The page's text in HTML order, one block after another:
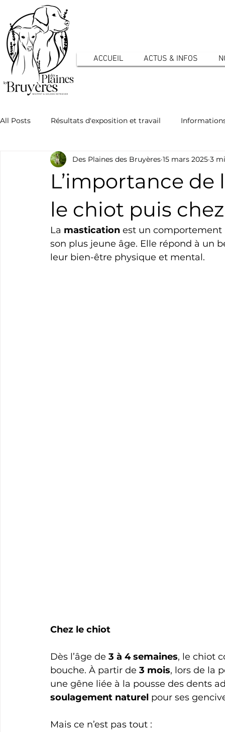
ACCUEIL ACTUS & INFOS
All Posts Résultats d'exposition et travail
Actualités de l'élevage - Chiots Vie quotidienne
Whippet : la santé
L’importance
le chiot puis
Des Plaines des Bruyères 15 mars 2025 3
La mastication est un comportement
son plus jeune âge. Elle répond à un
leur bien-être physique et mental.
Chez le chiot
Dès l’âge de 3 à 4 semaines, le chiot
bouche. À partir de 3 mois, lors de la
une gêne liée à la pousse des dents
soulagement naturel pour ses
Mais ce n’est pas tout :